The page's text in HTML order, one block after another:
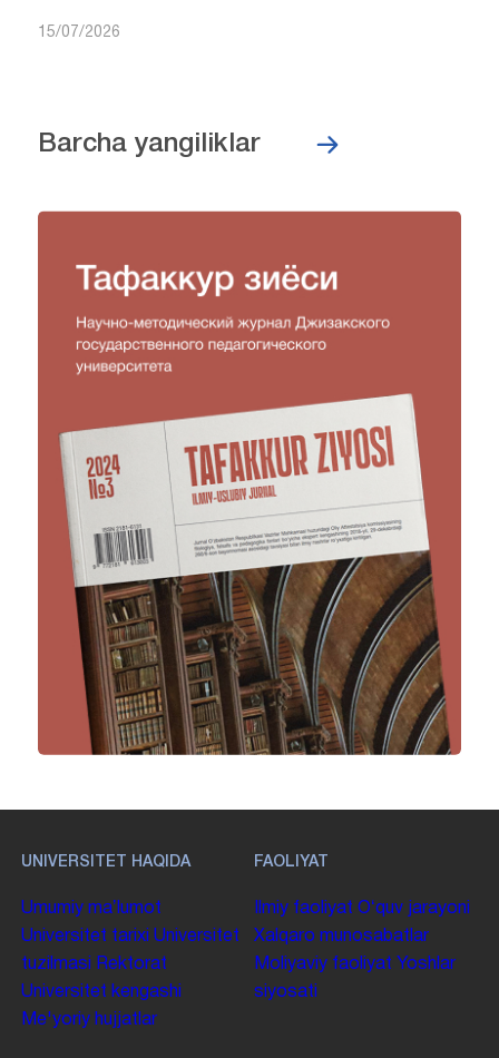
15/07/2026
Barcha yangiliklar
UNIVERSITET HAQIDA
Umumiy maʼlumot
Universitet tarixi Universitet
tuzilmasi
Rektorat
Universitet kengashi
Me'yoriy hujjatlar
FAOLIYAT
Ilmiy faoliyat Oʻquv jarayoni
Xalqaro munosabatlar
Moliyaviy faoliyat Yoshlar
siyosati